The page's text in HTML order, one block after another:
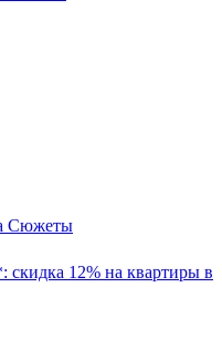
Сюжеты
12% на квартиры в